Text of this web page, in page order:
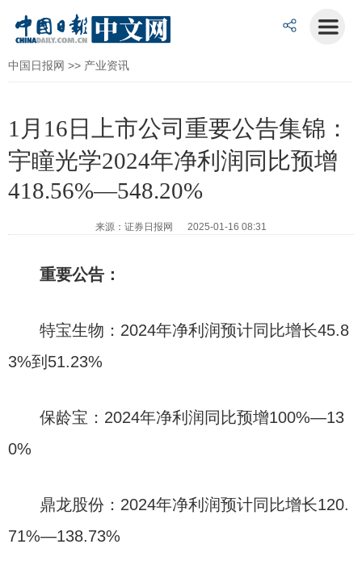
中国日报网 >> 产业资讯
1月16日上市公司重要公告集锦：
宇瞳光学2024年净利润同比预增
418.56%—548.20%
来源：证券日报网 2025-01-16 08:31
重要公告：
特宝生物：2024年净利润预计同比增长45.8
3%到51.23%
保龄宝：2024年净利润同比预增100%—13
0%
鼎龙股份：2024年净利润预计同比增长120.
71%—138.73%